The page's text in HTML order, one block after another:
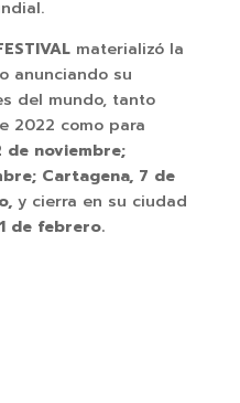
materializó la
anunciando su
del mundo, tanto
2022 como para
de noviembre;
Cartagena, 7 de
y cierra en su ciudad
de febrero.